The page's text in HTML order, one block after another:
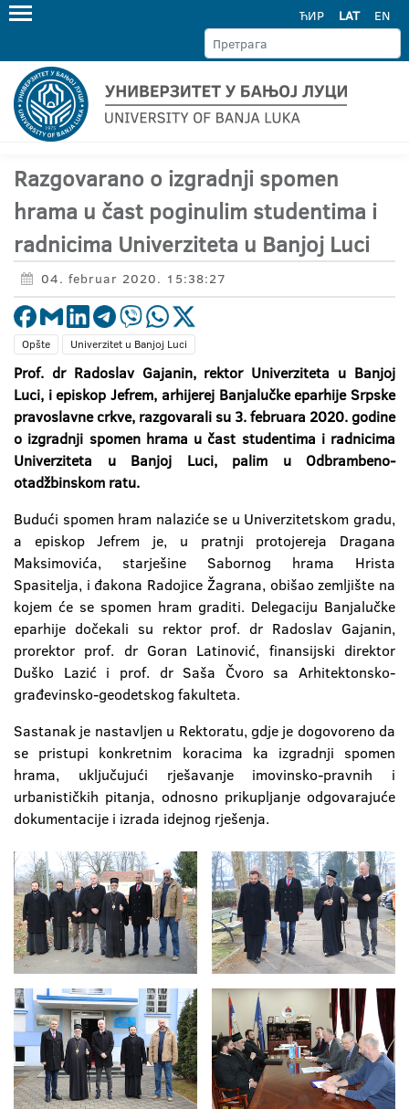
ЋИР LAT EN
Razgovarano o izgradnji spomen
hrama u čast poginulim studentima i
radnicima Univerziteta u Banjoj Luci
04. februar 2020. 15:38:27
Opšte Univerzitet u Banjoj Luci
Prof. dr Radoslav Gajanin, rektor Univerziteta u Banjoj
Luci, i episkop Jefrem, arhijerej Banjalučke eparhije Srpske
pravoslavne crkve, razgovarali su 3. februara 2020. godine
o izgradnji spomen hrama u čast studentima i radnicima
Univerziteta u Banjoj Luci, palim u Odbrambeno-
otadžbinskom ratu.
Budući spomen hram nalaziće se u Univerzitetskom gradu,
a episkop Jefrem je, u pratnji protojereja Dragana
Maksimovića, starješine Sabornog hrama Hrista
Spasitelja, i đakona Radojice Žagrana, obišao zemljište na
kojem će se spomen hram graditi. Delegaciju Banjalučke
eparhije dočekali su rektor prof. dr Radoslav Gajanin,
prorektor prof. dr Goran Latinović, finansijski direktor
Duško Lazić i prof. dr Saša Čvoro sa Arhitektonsko-
građevinsko-geodetskog fakulteta.
Sastanak je nastavljen u Rektoratu, gdje je dogovoreno da
se pristupi konkretnim koracima ka izgradnji spomen
hrama, uključujući rješavanje imovinsko-pravnih i
urbanističkih pitanja, odnosno prikupljanje odgovarajuće
dokumentacije i izrada idejnog rješenja.